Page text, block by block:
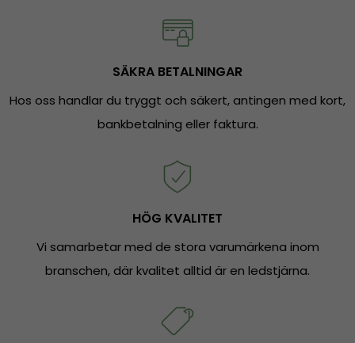
SÄKRA BETALNINGAR
Hos oss handlar du tryggt och säkert, antingen med kort,
bankbetalning eller faktura.
HÖG KVALITET
Vi samarbetar med de stora varumärkena inom
branschen, där kvalitet alltid är en ledstjärna.